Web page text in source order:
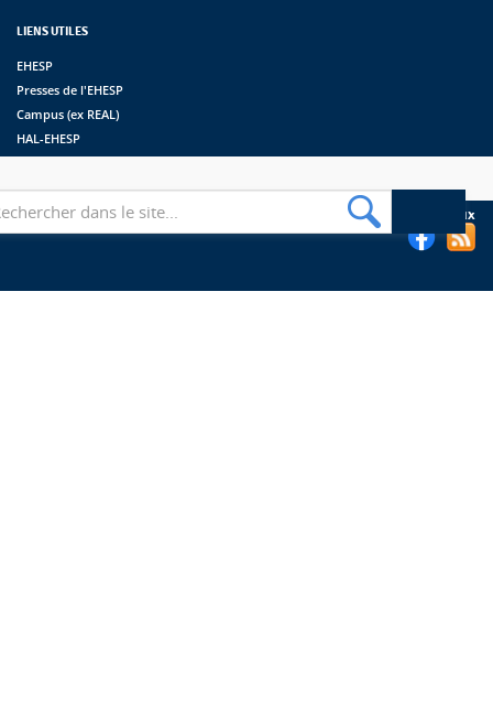
LIENS UTILES
EHESP
Presses de l'EHESP
Campus (ex REAL)
HAL-EHESP
Suivez les bibliothèques de l'EHESP sur les réseaux sociaux